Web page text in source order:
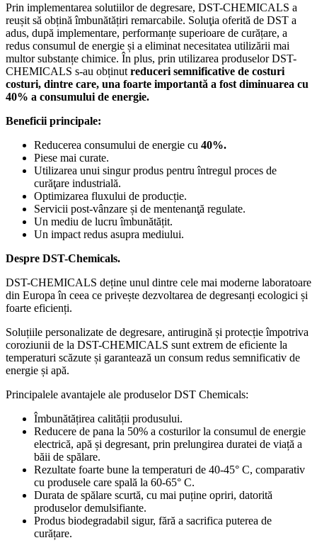
Prin implementarea solutiilor de degresare, DST-CHEMICALS a
reușit să obțină îmbunătățiri remarcabile. Soluţia oferită de DST a
adus, după implementare, performanțe superioare de curățare, a
redus consumul de energie și a eliminat necesitatea utilizării mai
multor substanțe chimice. În plus, prin utilizarea produselor DST-
CHEMICALS s-au obținut reduceri semnificative de costuri
costuri, dintre care, una foarte importantă a fost diminuarea cu
40% a consumului de energie.
Beneficii principale:
Reducerea consumului de energie cu 40%.
Piese mai curate.
Utilizarea unui singur produs pentru întregul proces de
curăţare industrială.
Optimizarea fluxului de producție.
Servicii post-vânzare și de mentenanţă regulate.
Un mediu de lucru îmbunătățit.
Un impact redus asupra mediului.
Despre DST-Chemicals.
DST-CHEMICALS deține unul dintre cele mai moderne laboratoare
din Europa în ceea ce privește dezvoltarea de degresanți ecologici și
foarte eficienți.
Soluțiile personalizate de degresare, antirugină și protecție împotriva
coroziunii de la DST-CHEMICALS sunt extrem de eficiente la
temperaturi scăzute și garantează un consum redus semnificativ de
energie și apă.
Principalele avantajele ale produselor DST Chemicals:
Îmbunătățirea calității produsului.
Reducere de pana la 50% a costurilor la consumul de energie
electrică, apă și degresant, prin prelungirea duratei de viață a
băii de spălare.
Rezultate foarte bune la temperaturi de 40-45° C, comparativ
cu produsele care spală la 60-65° C.
Durata de spălare scurtă, cu mai puține opriri, datorită
produselor demulsifiante.
Produs biodegradabil sigur, fără a sacrifica puterea de
curățare.